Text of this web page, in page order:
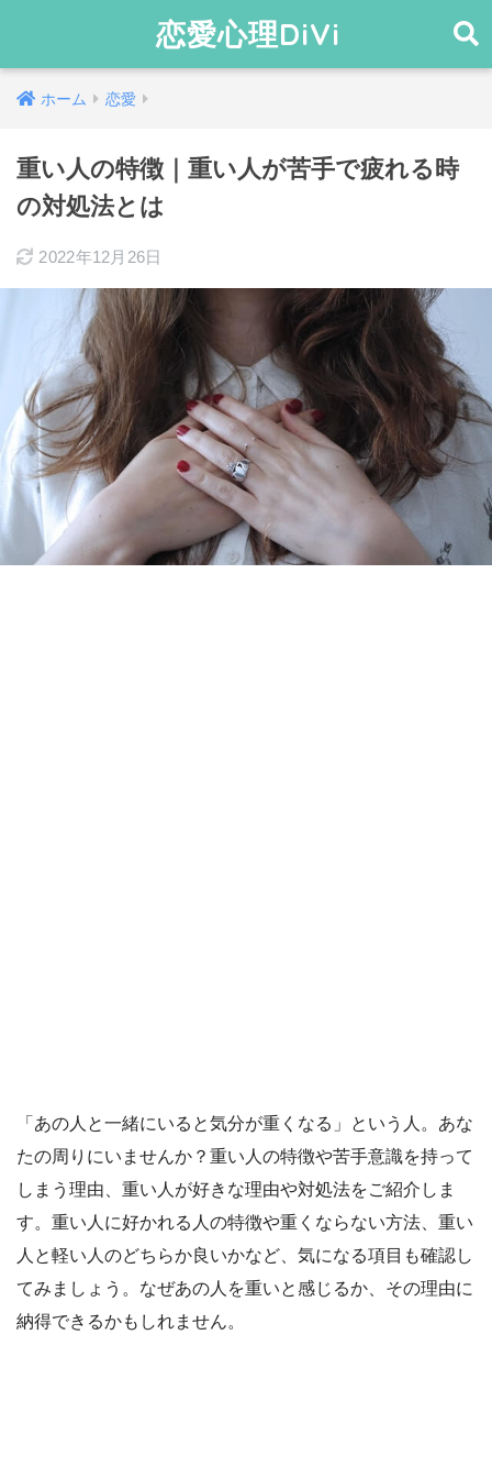
恋愛心理DiVi
ホーム 恋愛
重い人の特徴｜重い人が苦手で疲れる時
の対処法とは
2022年12月26日
「あの人と一緒にいると気分が重くなる」という人。あな
たの周りにいませんか？重い人の特徴や苦手意識を持って
しまう理由、重い人が好きな理由や対処法をご紹介しま
す。重い人に好かれる人の特徴や重くならない方法、重い
人と軽い人のどちらか良いかなど、気になる項目も確認し
てみましょう。なぜあの人を重いと感じるか、その理由に
納得できるかもしれません。